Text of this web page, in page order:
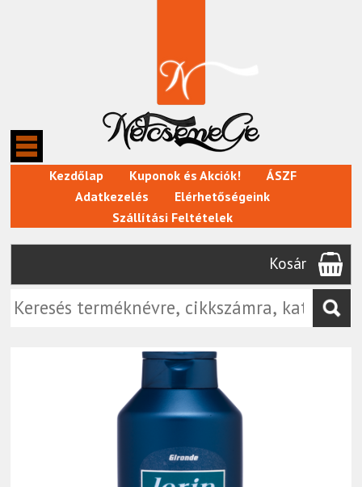
Kezdőlap Kuponok és Akciók!
ÁSZF
Adatkezelés
Elérhetőségeink
Szállítási Feltételek
Kosár